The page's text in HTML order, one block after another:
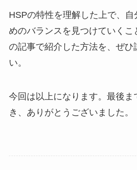
HSPの特性を理解した上で、自
めのバランスを見つけていくこ
の記事で紹介した方法を、ぜひ
い。
今回は以上になります。最後ま
き、ありがとうございました。